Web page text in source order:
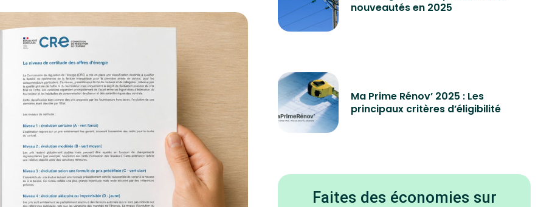
nouveautés en 2025
Ma Prime Rénov’ 2025 : Les
principaux critères d’éligibilité
Faites des économies sur